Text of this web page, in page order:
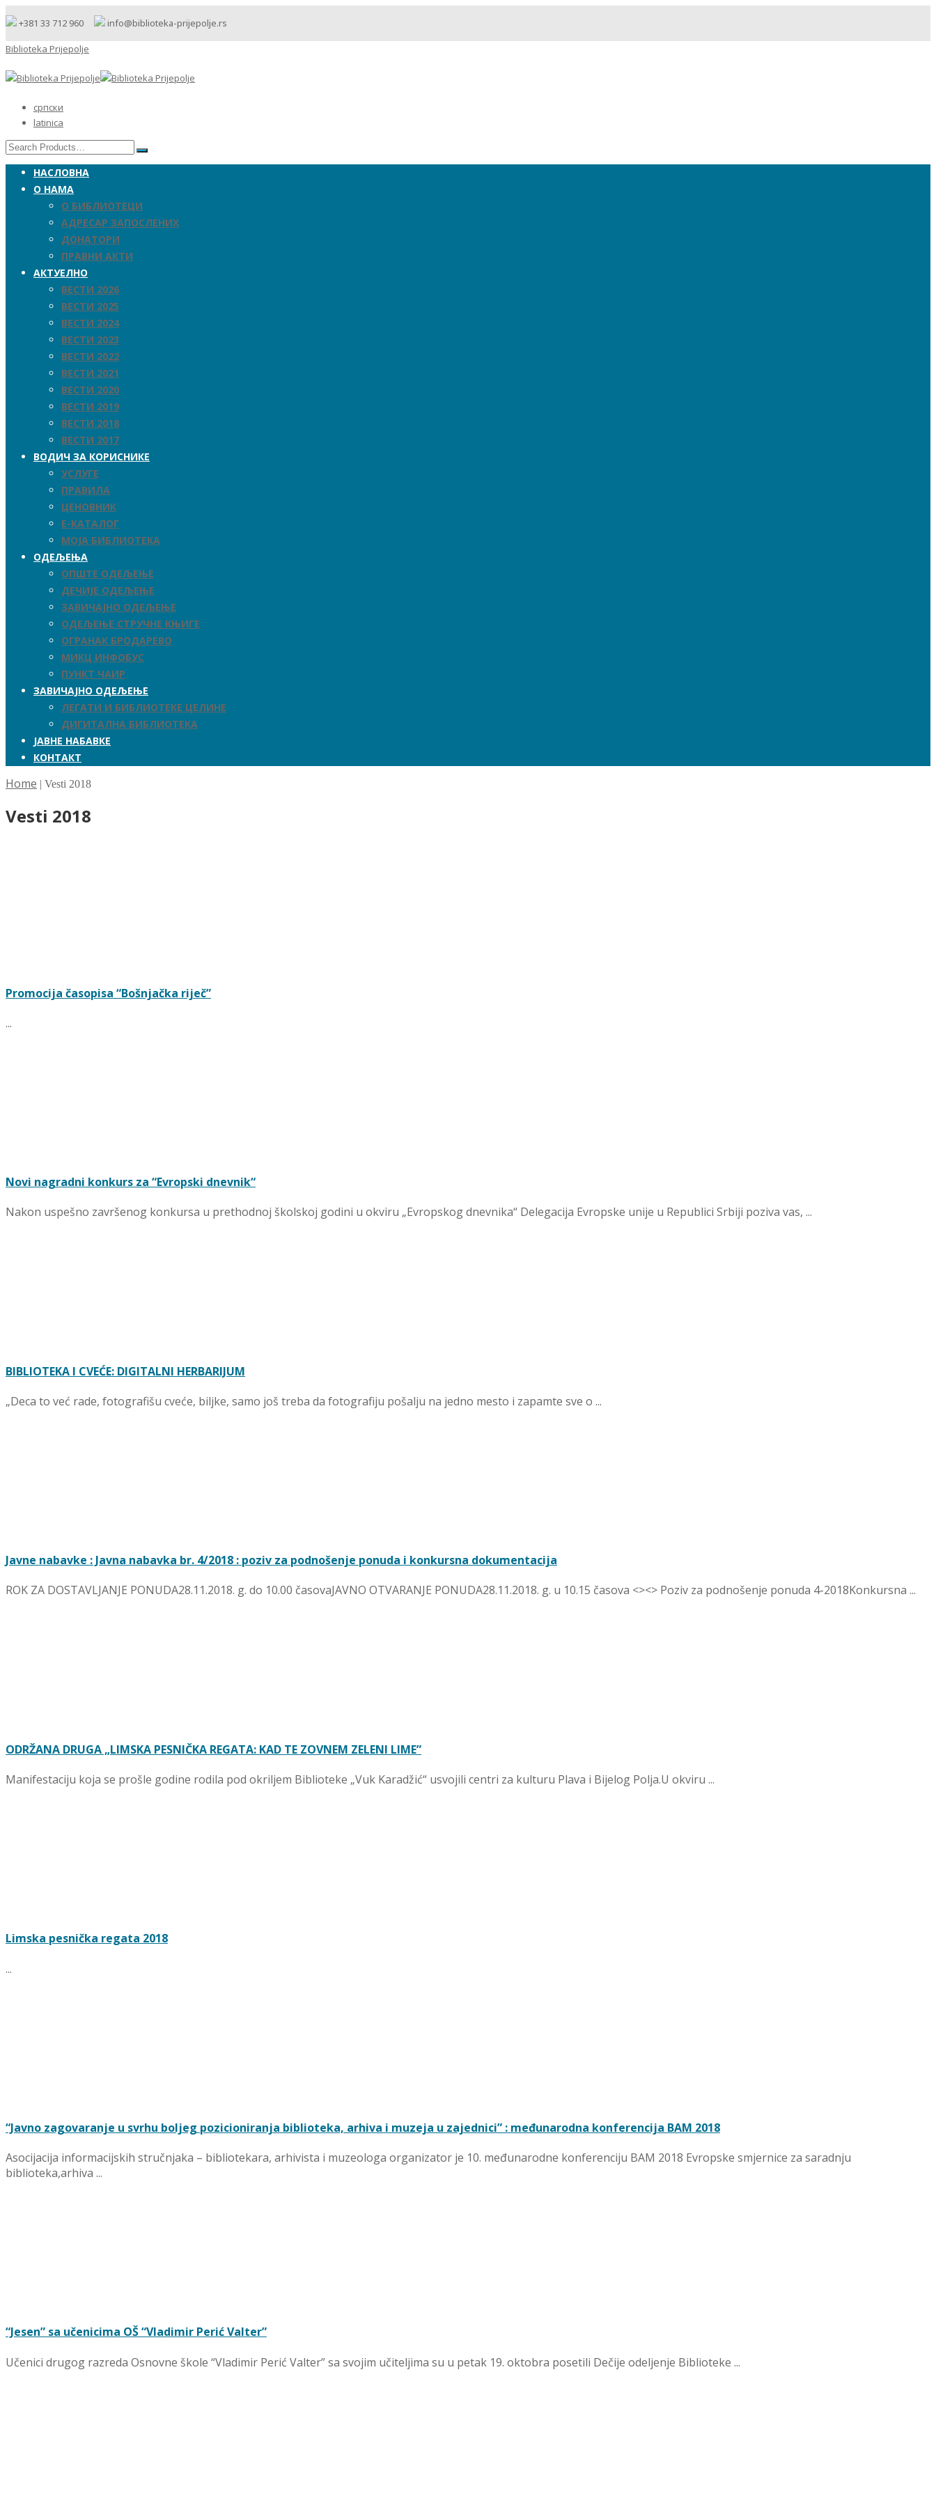
+381 33 712 960 info@biblioteka-prijepolje.rs
Biblioteka Prijepolje
српски
latinica
НАСЛОВНА
О НАМА
О БИБЛИОТЕЦИ
АДРЕСАР ЗАПОСЛЕНИХ
ДОНАТОРИ
ПРАВНИ АКТИ
АКТУЕЛНО
ВЕСТИ 2026
ВЕСТИ 2025
ВЕСТИ 2024
ВЕСТИ 2023
ВЕСТИ 2022
ВЕСТИ 2021
ВЕСТИ 2020
ВЕСТИ 2019
ВЕСТИ 2018
ВЕСТИ 2017
ВОДИЧ ЗА КОРИСНИКЕ
УСЛУГЕ
ПРАВИЛА
ЦЕНОВНИК
Е-КАТАЛОГ
МОЈА БИБЛИОТЕКА
ОДЕЉЕЊА
ОПШТЕ ОДЕЉЕЊЕ
ДЕЧИЈЕ ОДЕЉЕЊЕ
ЗАВИЧАЈНО ОДЕЉЕЊЕ
ОДЕЉЕЊЕ СТРУЧНЕ КЊИГЕ
ОГРАНАК БРОДАРЕВО
МИКЦ ИНФОБУС
ПУНКТ ЧАИР
ЗАВИЧАЈНО ОДЕЉЕЊЕ
ЛЕГАТИ И БИБЛИОТЕКЕ ЦЕЛИНЕ
ДИГИТАЛНА БИБЛИОТЕКА
ЈАВНЕ НАБАВКЕ
КОНТАКТ
Home | Vesti 2018
Vesti 2018
Promocija časopisa “Bošnjačka riječ”
...
Novi nagradni konkurs za “Evropski dnevnik“
Nakon uspešno završenog konkursa u prethodnoj školskoj godini u okviru „Evropskog dnevnika“ Delegacija Evropske unije u Republici Srbiji poziva vas, ...
BIBLIOTEKA I CVEĆE: DIGITALNI HERBARIJUM
„Deca to već rade, fotografišu cveće, biljke, samo još treba da fotografiju pošalju na jedno mesto i zapamte sve o ...
Javne nabavke : Javna nabavka br. 4/2018 : poziv za podnošenje ponuda i konkursna dokumentacija
ROK ZA DOSTAVLJANJE PONUDA28.11.2018. g. do 10.00 časovaJAVNO OTVARANJE PONUDA28.11.2018. g. u 10.15 časova <><> Poziv za podnošenje ponuda 4-2018Konkursna ...
ODRŽANA DRUGA „LIMSKA PESNIČKA REGATA: KAD TE ZOVNEM ZELENI LIME”
Manifestaciju koja se prošle godine rodila pod okriljem Biblioteke „Vuk Karadžić“ usvojili centri za kulturu Plava i Bijelog Polja.U okviru ...
Limska pesnička regata 2018
...
“Javno zagovaranje u svrhu boljeg pozicioniranja biblioteka, arhiva i muzeja u zajednici” : međunarodna konferencija BAM 2018
Asocijacija informacijskih stručnjaka – bibliotekara, arhivista i muzeologa organizator je 10. međunarodne konferenciju BAM 2018 Evropske smjernice za saradnju
biblioteka,arhiva ...
“Jesen” sa učenicima OŠ “Vladimir Perić Valter”
Učenici drugog razreda Osnovne škole “Vladimir Perić Valter” sa svojim učiteljima su u petak 19. oktobra posetili Dečije odeljenje Biblioteke ...